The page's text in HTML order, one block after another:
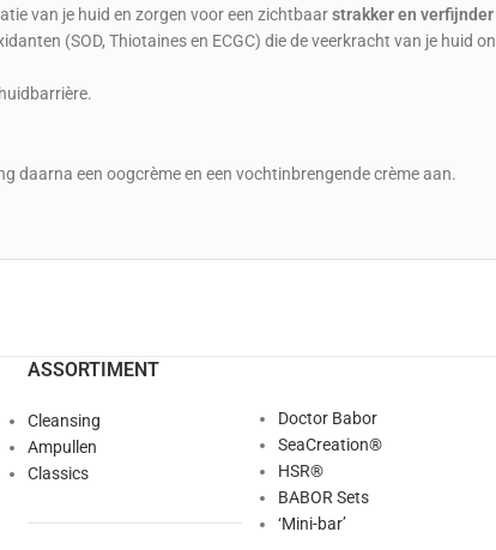
van je huid en zorgen voor een zichtbaarstrakker en verfijnder
(SOD, Thiotaines en ECGC) die de veerkracht van je huid
daarna een oogcrème en een vochtinbrengende crème aan.
ASSORTIMENT
Cleansing
Ampullen
Classics
Doctor Babor
SeaCreation®
HSR®
BABOR Sets
‘Mini-bar’